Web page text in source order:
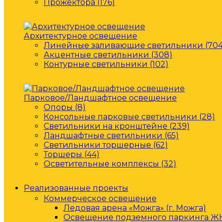
Прожектора (176)
Архитектурное освещение
Линейные заливающие светильники
Акцентные светильники (308)
Контурные светильники (102)
Парковое/Ландшафтное освещение
Опоры (8)
Консольные парковые светильники (28)
Светильники на кронштейне (239)
Ландшафтные светильники (65)
Светильники торшерные (62)
Торшеры (44)
Осветительные комплексы (32)
Реализованные проекты
Коммерческое освещение
Ледовая арена «Можга» (г. Можга)
Освещение подземного паркинга